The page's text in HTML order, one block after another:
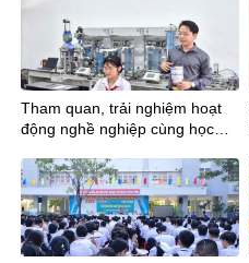
Tham quan, trải nghiệm hoạt
động nghề nghiệp cùng học
Lưu tại Trường TCN
KTCNHùng Vương